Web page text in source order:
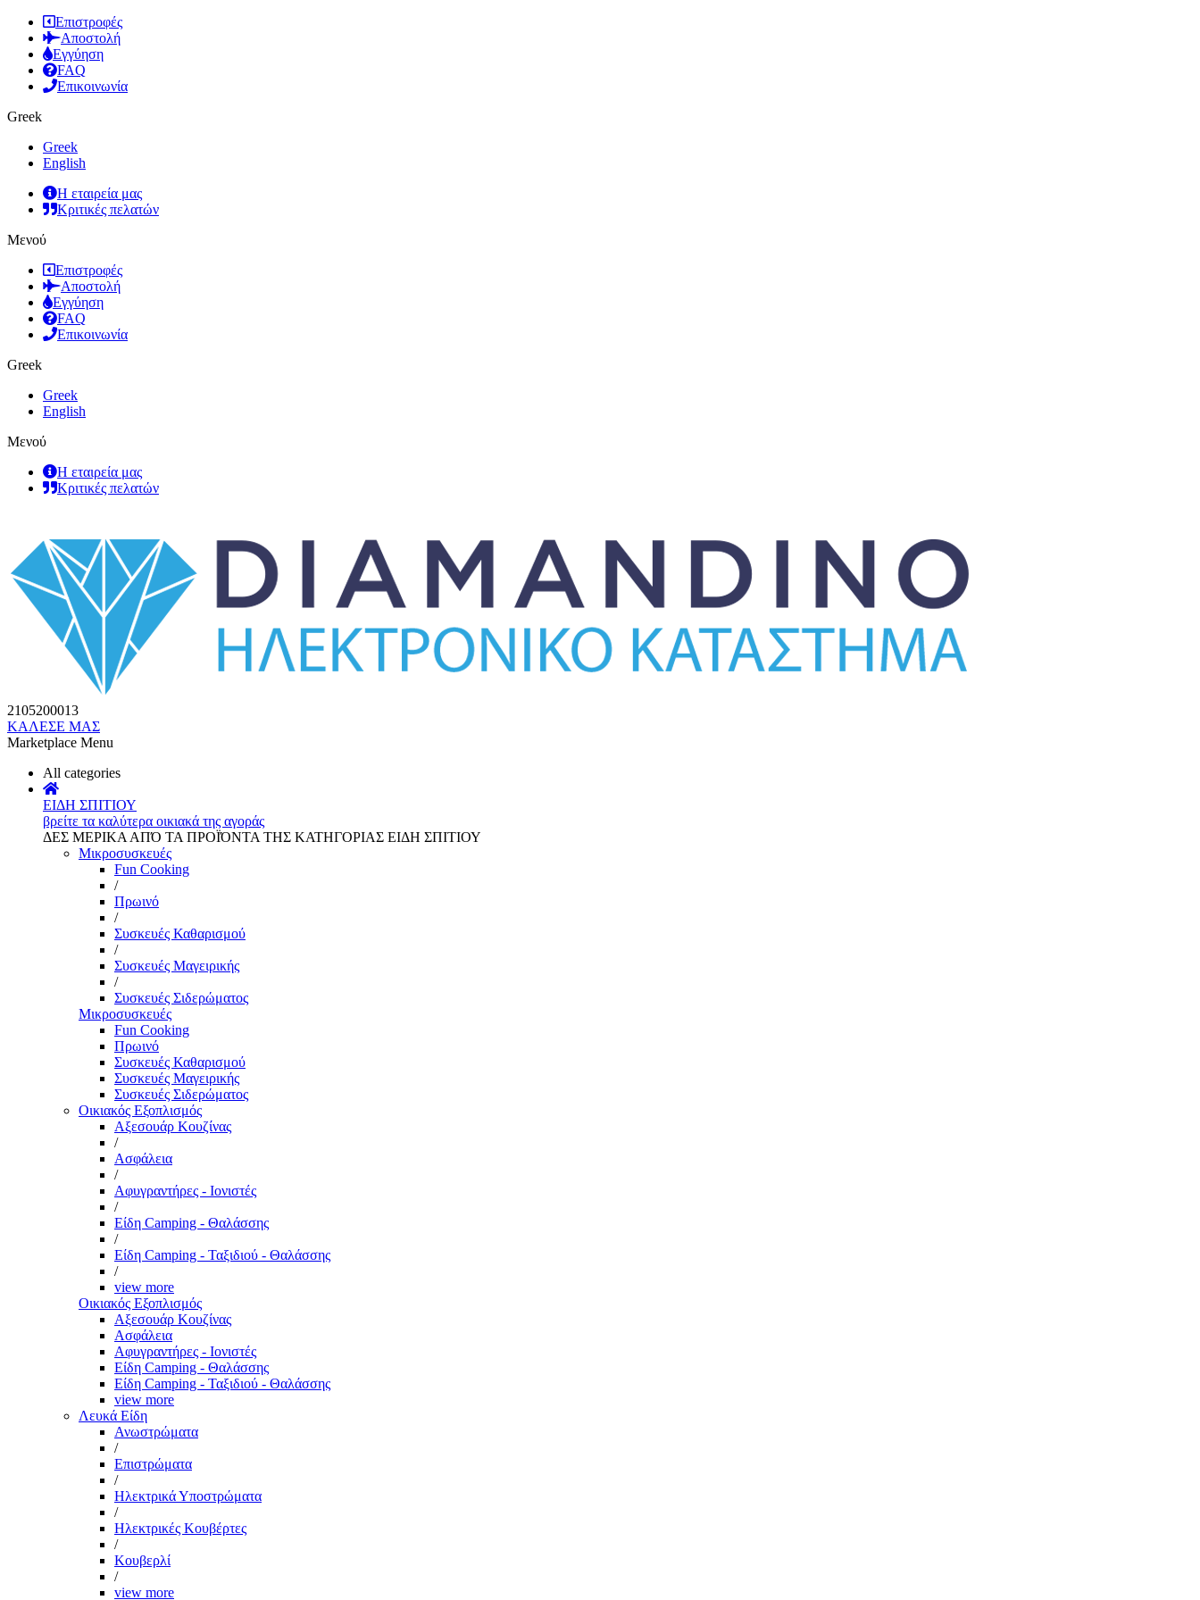
Επιστροφές
Αποστολή
Εγγύηση
FAQ
Επικοινωνία
Greek
Greek
English
Η εταιρεία μας
Κριτικές πελατών
Μενού
Επιστροφές
Αποστολή
Εγγύηση
FAQ
Επικοινωνία
Greek
Greek
English
Μενού
Η εταιρεία μας
Κριτικές πελατών
2105200013
ΚΑΛΕΣΕ ΜΑΣ
Marketplace Menu
All categories
ΕΙΔΗ ΣΠΙΤΙΟΥ
βρείτε τα καλύτερα οικιακά της αγοράς
ΔΕΣ ΜΕΡΙΚΑ ΑΠΌ ΤΑ ΠΡΟΪΌΝΤΑ ΤΗΣ ΚΑΤΗΓΟΡΙΑΣ ΕΙΔΗ ΣΠΙΤΙΟΥ
Μικροσυσκευές
Fun Cooking
/
Πρωινό
/
Συσκευές Καθαρισμού
/
Συσκευές Μαγειρικής
/
Συσκευές Σιδερώματος
Μικροσυσκευές
Fun Cooking
Πρωινό
Συσκευές Καθαρισμού
Συσκευές Μαγειρικής
Συσκευές Σιδερώματος
Οικιακός Εξοπλισμός
Αξεσουάρ Κουζίνας
/
Ασφάλεια
/
Αφυγραντήρες - Ιονιστές
/
Είδη Camping - Θαλάσσης
/
Είδη Camping - Ταξιδιού - Θαλάσσης
/
view more
Οικιακός Εξοπλισμός
Αξεσουάρ Κουζίνας
Ασφάλεια
Αφυγραντήρες - Ιονιστές
Είδη Camping - Θαλάσσης
Είδη Camping - Ταξιδιού - Θαλάσσης
view more
Λευκά Είδη
Ανωστρώματα
/
Επιστρώματα
/
Ηλεκτρικά Υποστρώματα
/
Ηλεκτρικές Κουβέρτες
/
Κουβερλί
/
view more